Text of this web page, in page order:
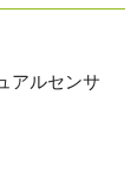
アルセンサ